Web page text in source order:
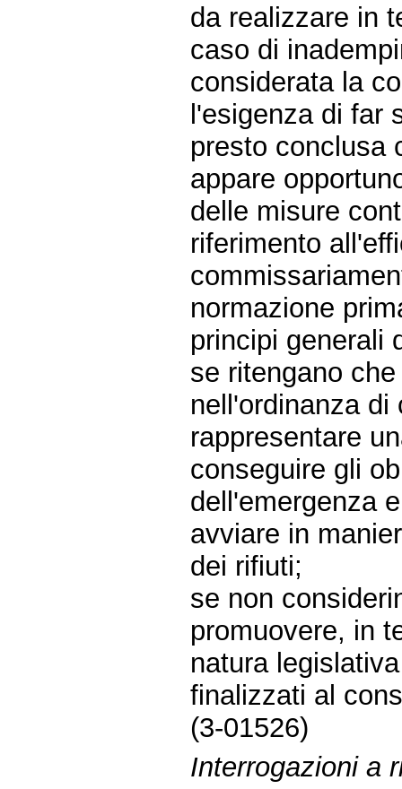
da realizzare in
caso di
considerata la
l'esigenza di far
presto conclusa
appare
delle misure
riferimento
normazione
principi generali
se ritengano
nell'ordinanza
rappresentare
conseguire gli
dell'emergenza
avviare in
dei rifiuti;
se non
promuovere, in
natura
finalizzati al
(3-01526)
Interrogazioni a